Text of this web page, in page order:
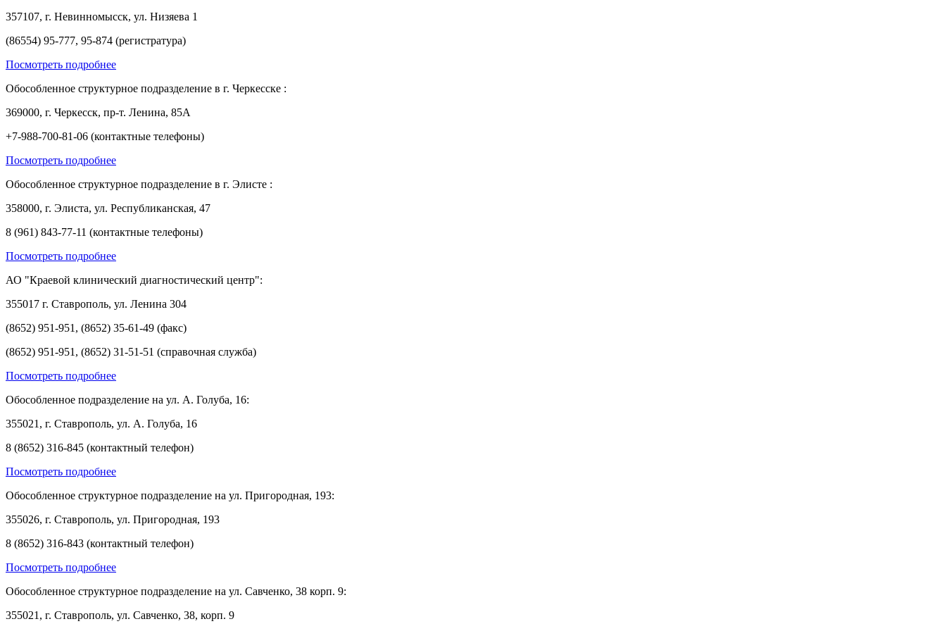
357107, г. Невинномысск, ул. Низяева 1
(86554) 95-777, 95-874 (регистратура)
Посмотреть подробнее
Обособленное структурное подразделение в г. Черкесске :
369000, г. Черкесск, пр-т. Ленина, 85А
+7-988-700-81-06 (контактные телефоны)
Посмотреть подробнее
Обособленное структурное подразделение в г. Элисте :
358000, г. Элиста, ул. Республиканская, 47
8 (961) 843-77-11 (контактные телефоны)
Посмотреть подробнее
АО "Краевой клинический диагностический центр":
355017 г. Ставрополь, ул. Ленина 304
(8652) 951-951, (8652) 35-61-49 (факс)
(8652) 951-951, (8652) 31-51-51 (справочная служба)
Посмотреть подробнее
Обособленное подразделение на ул. А. Голуба, 16:
355021, г. Ставрополь, ул. А. Голуба, 16
8 (8652) 316-845 (контактный телефон)
Посмотреть подробнее
Обособленное структурное подразделение на ул. Пригородная, 193:
355026, г. Ставрополь, ул. Пригородная, 193
8 (8652) 316-843 (контактный телефон)
Посмотреть подробнее
Обособленное структурное подразделение на ул. Савченко, 38 корп. 9:
355021, г. Ставрополь, ул. Савченко, 38, корп. 9